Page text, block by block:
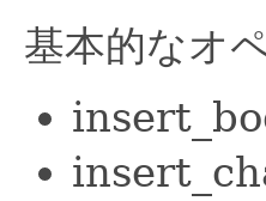
基本的なオ